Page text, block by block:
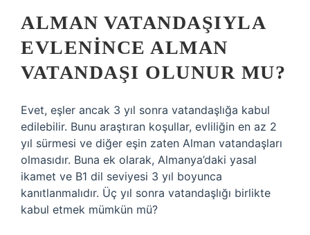
ALMAN VATANDAŞIYLA
EVLENINCE ALMAN
VATANDAŞI OLUNUR MU?
Evet, eşler ancak 3 yıl sonra vatandaşlığa kabul
edilebilir. Bunu araştıran koşullar, evliliğin en az 2
yıl sürmesi ve diğer eşin zaten Alman vatandaşları
olmasıdır. Buna ek olarak, Almanya’daki yasal
ikamet ve B1 dil seviyesi 3 yıl boyunca
kanıtlanmalıdır. Üç yıl sonra vatandaşlığı birlikte
kabul etmek mümkün mü?